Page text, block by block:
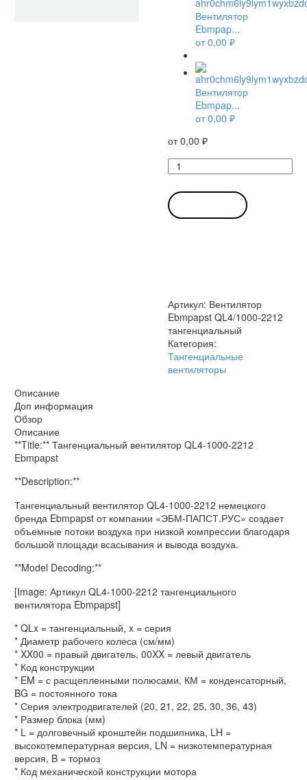
Вентилятор
Ebmpap...
от0,00 ₽
Вентилятор
Ebmpap...
от0,00 ₽
от0,00 ₽
Количество
товара
Вентилятор
Ebmpapst
QL4/1000-
Артикул: Вентилятор
Ebmpapst QL4/1000-2212
тангенциальный
Категория:
Тангенциальные
вентиляторы
Описание
Доп информация
Обзор
Описание
**Title:** Тангенциальный вентилятор QL4-1000-2212
Ebmpapst
**Description:**
Тангенциальный вентилятор QL4-1000-2212 немецкого
бренда Ebmpapst от компании «ЭБМ-ПАПСТ.РУС» создает
объемные потоки воздуха при низкой компрессии благодаря
большой площади всасывания и вывода воздуха.
**Model Decoding:**
[Image: Артикул QL4-1000-2212 тангенциального
вентилятора Ebmpapst]
* QLx = тангенциальный, x = серия
* Диаметр рабочего колеса (см/мм)
* XX00 = правый двигатель, 00XX = левый двигатель
* Код конструкции
* EM = с расщепленными полюсами, КМ = конденсаторный,
BG = постоянного тока
* Серия электродвигателей (20, 21, 22, 25, 30, 36, 43)
* Размер блока (мм)
* L = долговечный кронштейн подшипника, LH =
высокотемпературная версия, LN = низкотемпературная
версия, B = тормоз
* Код механической конструкции мотора